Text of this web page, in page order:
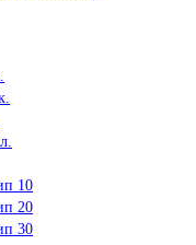
10
20
30